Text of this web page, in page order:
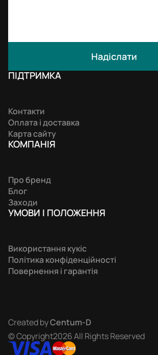
ПІДТРИМКА
Контакти
Оплата і доставка
Карта сайту
КОМПАНIЯ
Про бренд
Блог
Заходи
УМОВИ І ПОЛОЖЕННЯ
Використання кукіс
Політика конфіденційності
Повернення і гарантія
Надіслати
Created byCentum-D
© Copyright2026 All Rights Reserved